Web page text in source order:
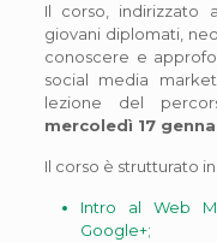
Il corso, indirizzato
giovani diplomati,
conoscere e
social media
lezione del
mercoledì 17
Il corso è strutturato
Intro al Web
Google+;